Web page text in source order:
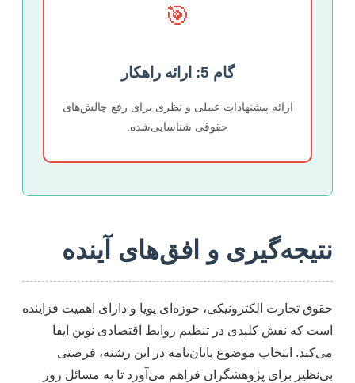
🎯
گام 5: ارائه راهکار
ارائه پیشنهادات عملی و نظری برای رفع چالش‌های
حقوقی شناسایی‌شده.
نتیجه‌گیری و افق‌های آینده
حقوق تجارت الکترونیکی، حوزه‌ای پویا و دارای اهمیت فزاینده
است که نقش کلیدی در تنظیم روابط اقتصادی نوین ایفا
می‌کند. انتخاب موضوع پایان‌نامه در این رشته، فرصتی
بی‌نظیر برای پژوهشگران فراهم می‌آورد تا به مسائل روز